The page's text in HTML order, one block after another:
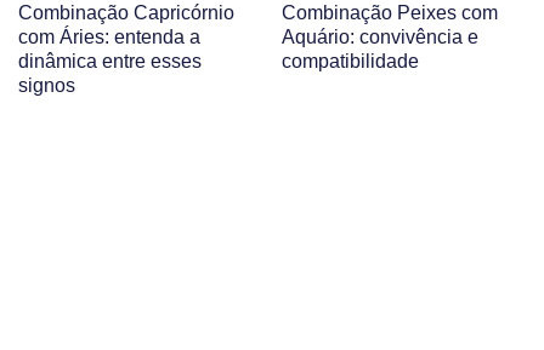
Combinação Capricórnio
com Áries: entenda a
dinâmica entre esses
signos
Combinação Peixes com
Aquário: convivência e
compatibilidade